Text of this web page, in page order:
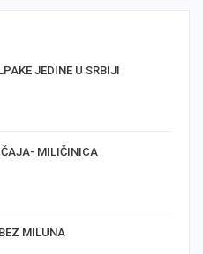
JEDINE U SRBIJI
MILIČINICA
MILUNA